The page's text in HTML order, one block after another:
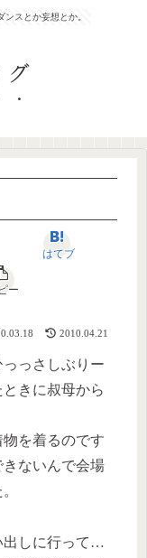
スとか妄想とか。
はてブ
ー
2010.04.21
っさしぶりー
きに叔母から
を着るのです
ないんで会場
出しに行って…